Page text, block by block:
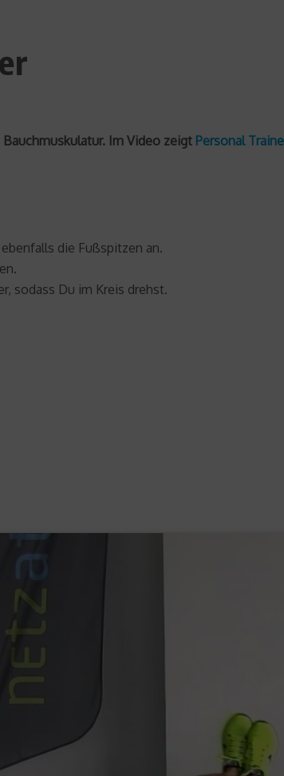
Im Video zeigt Personal
die Fußspitzen an.
sodass Du im Kreis drehst.